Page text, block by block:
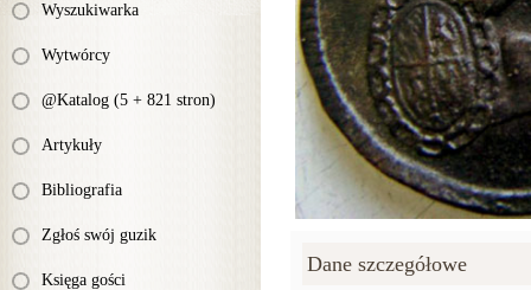
Wyszukiwarka
Wytwórcy
@Katalog (5 + 821 stron)
Artykuły
Bibliografia
Zgłoś swój guzik
Księga gości
Dane szczegółowe